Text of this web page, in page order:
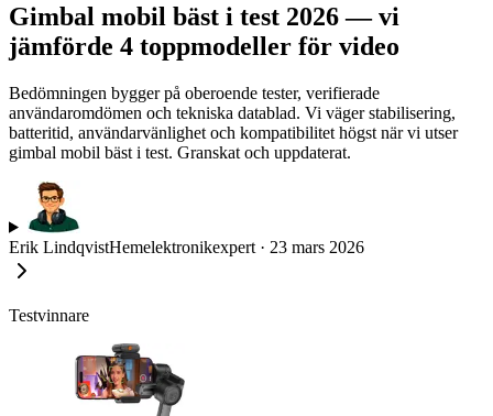
Gimbal mobil bäst i test 2026 — vi
jämförde 4 toppmodeller för video
Bedömningen bygger på oberoende tester, verifierade
användaromdömen och tekniska datablad. Vi väger stabilisering,
batteritid, användarvänlighet och kompatibilitet högst när vi utser
gimbal mobil bäst i test. Granskat och uppdaterat.
Erik LindqvistHemelektronikexpert · 23 mars 2026
Testvinnare